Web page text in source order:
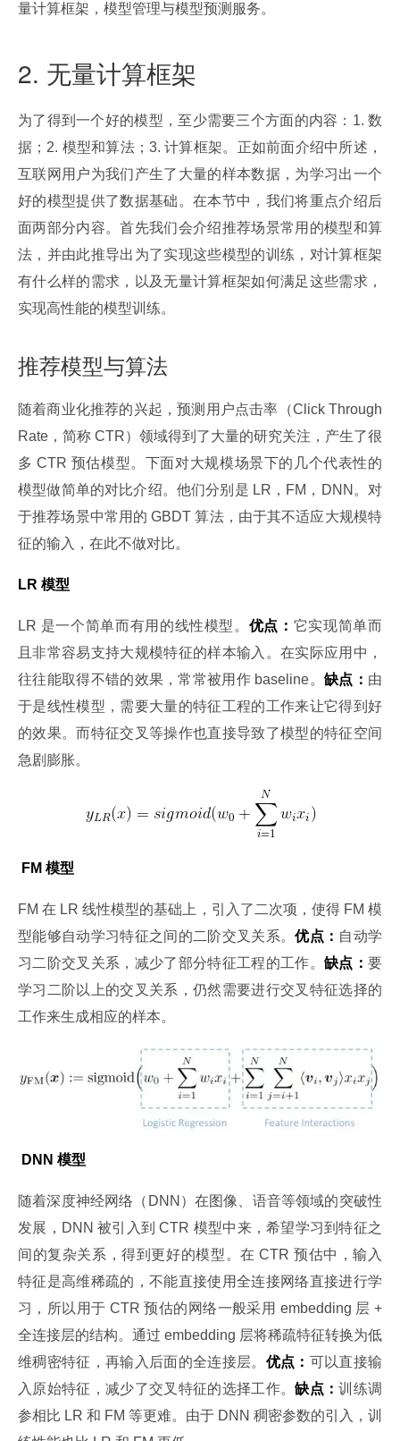
量计算框架，模型管理与模型预测服务。
2. 无量计算框架
为了得到一个好的模型，至少需要三个方面的内容：1. 数
据；2. 模型和算法；3. 计算框架。正如前面介绍中所述，
互联网用户为我们产生了大量的样本数据，为学习出一个
好的模型提供了数据基础。在本节中，我们将重点介绍后
面两部分内容。首先我们会介绍推荐场景常用的模型和算
法，并由此推导出为了实现这些模型的训练，对计算框架
有什么样的需求，以及无量计算框架如何满足这些需求，
实现高性能的模型训练。
推荐模型与算法
随着商业化推荐的兴起，预测用户点击率（Click Through
Rate，简称 CTR）领域得到了大量的研究关注，产生了很
多 CTR 预估模型。下面对大规模场景下的几个代表性的
模型做简单的对比介绍。他们分别是 LR，FM，DNN。对
于推荐场景中常用的 GBDT 算法，由于其不适应大规模特
征的输入，在此不做对比。
LR 模型
LR 是一个简单而有用的线性模型。 优点： 它实现简单而
且非常容易支持大规模特征的样本输入。在实际应用中，
往往能取得不错的效果，常常被用作 baseline。缺点： 由
于是线性模型，需要大量的特征工程的工作来让它得到好
的效果。而特征交叉等操作也直接导致了模型的特征空间
急剧膨胀。
FM 模型
FM 在 LR 线性模型的基础上，引入了二次项，使得 FM 模
型能够自动学习特征之间的二阶交叉关系。优点： 自动学
习二阶交叉关系，减少了部分特征工程的工作。 缺点： 要
学习二阶以上的交叉关系，仍然需要进行交叉特征选择的
工作来生成相应的样本。
DNN 模型
随着深度神经网络（DNN）在图像、语音等领域的突破性
发展，DNN 被引入到 CTR 模型中来，希望学习到特征之
间的复杂关系，得到更好的模型。在 CTR 预估中，输入
特征是高维稀疏的，不能直接使用全连接网络直接进行学
习，所以用于 CTR 预估的网络一般采用 embedding 层 +
全连接层的结构。通过 embedding 层将稀疏特征转换为低
维稠密特征，再输入后面的全连接层。 优点： 可以直接输
入原始特征，减少了交叉特征的选择工作。缺点：训练调
参相比 LR 和 FM 等更难。由于 DNN 稠密参数的引入，训